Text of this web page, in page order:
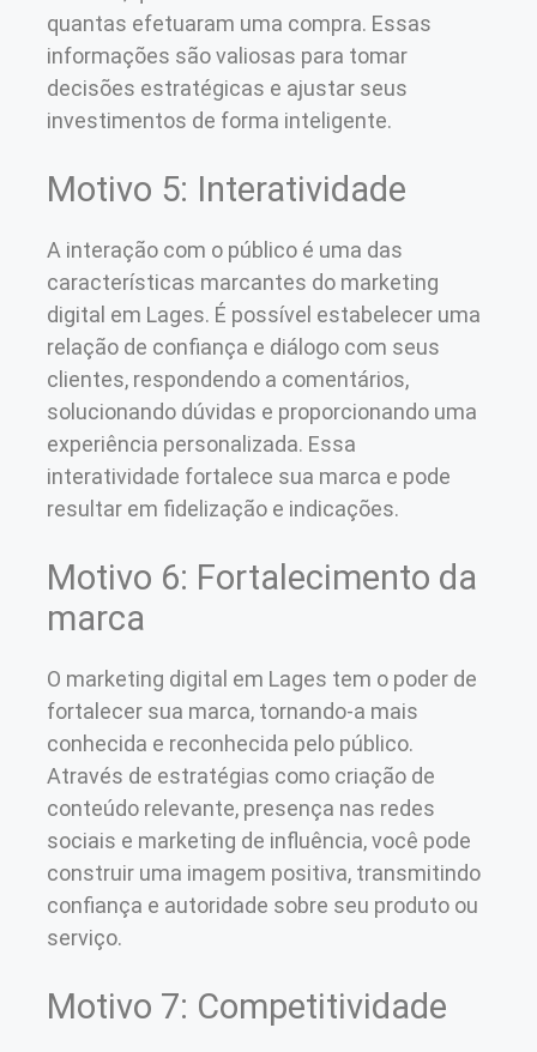
quantas efetuaram uma compra. Essas
informações são valiosas para tomar
decisões estratégicas e ajustar seus
investimentos de forma inteligente.
Motivo 5: Interatividade
A interação com o público é uma das
características marcantes do marketing
digital em Lages. É possível estabelecer uma
relação de confiança e diálogo com seus
clientes, respondendo a comentários,
solucionando dúvidas e proporcionando uma
experiência personalizada. Essa
interatividade fortalece sua marca e pode
resultar em fidelização e indicações.
Motivo 6: Fortalecimento da
marca
O marketing digital em Lages tem o poder de
fortalecer sua marca, tornando-a mais
conhecida e reconhecida pelo público.
Através de estratégias como criação de
conteúdo relevante, presença nas redes
sociais e marketing de influência, você pode
construir uma imagem positiva, transmitindo
confiança e autoridade sobre seu produto ou
serviço.
Motivo 7: Competitividade